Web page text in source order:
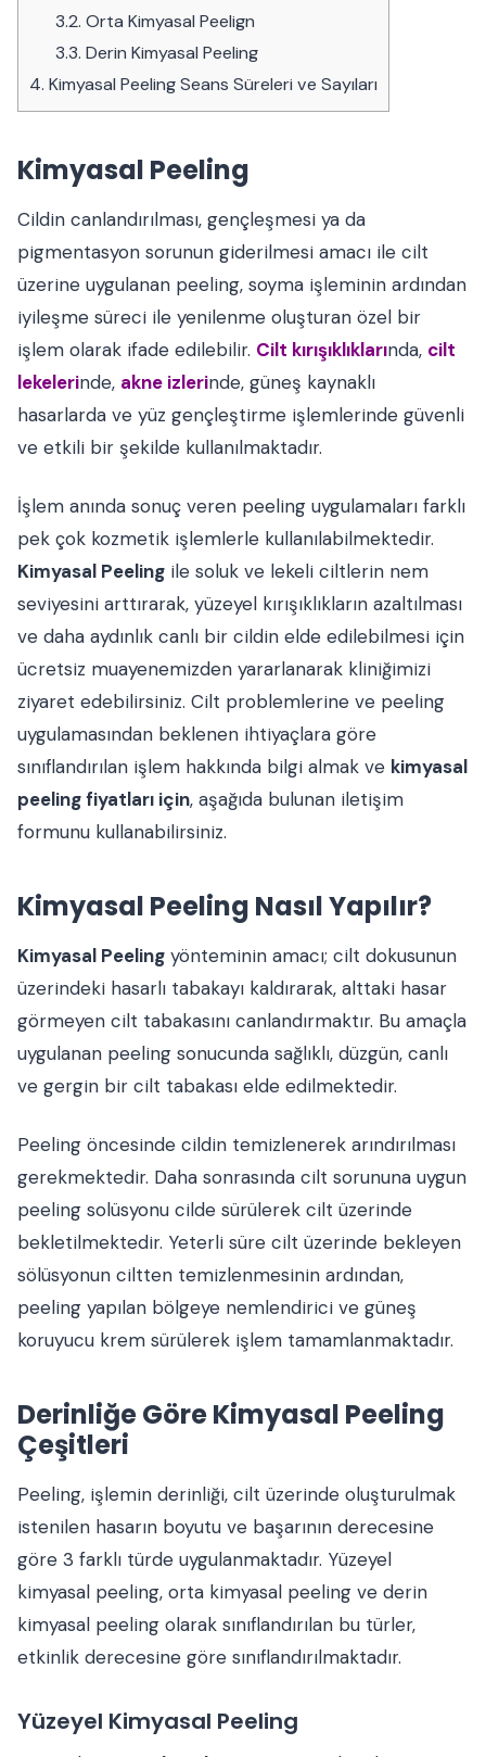
3.2. Orta Kimyasal Peelign
3.3. Derin Kimyasal Peeling
4. Kimyasal Peeling Seans Süreleri ve Sayıları
Kimyasal Peeling
Cildin canlandırılması, gençleşmesi ya da
pigmentasyon sorunun giderilmesi amacı ile cilt
üzerine uygulanan peeling, soyma işleminin ardından
iyileşme süreci ile yenilenme oluşturan özel bir
işlem olarak ifade edilebilir. Cilt kırışıklıklarında, cilt
lekelerinde, akne izlerinde, güneş kaynaklı
hasarlarda ve yüz gençleştirme işlemlerinde güvenli
ve etkili bir şekilde kullanılmaktadır.
İşlem anında sonuç veren peeling uygulamaları farklı
pek çok kozmetik işlemlerle kullanılabilmektedir.
Kimyasal Peeling ile soluk ve lekeli ciltlerin nem
seviyesini arttırarak, yüzeyel kırışıklıkların azaltılması
ve daha aydınlık canlı bir cildin elde edilebilmesi için
ücretsiz muayenemizden yararlanarak kliniğimizi
ziyaret edebilirsiniz. Cilt problemlerine ve peeling
uygulamasından beklenen ihtiyaçlara göre
sınıflandırılan işlem hakkında bilgi almak ve kimyasal
peeling fiyatları için, aşağıda bulunan iletişim
formunu kullanabilirsiniz.
Kimyasal Peeling Nasıl Yapılır?
Kimyasal Peeling yönteminin amacı; cilt dokusunun
üzerindeki hasarlı tabakayı kaldırarak, alttaki hasar
görmeyen cilt tabakasını canlandırmaktır. Bu amaçla
uygulanan peeling sonucunda sağlıklı, düzgün, canlı
ve gergin bir cilt tabakası elde edilmektedir.
Peeling öncesinde cildin temizlenerek arındırılması
gerekmektedir. Daha sonrasında cilt sorununa uygun
peeling solüsyonu cilde sürülerek cilt üzerinde
bekletilmektedir. Yeterli süre cilt üzerinde bekleyen
sölüsyonun ciltten temizlenmesinin ardından,
peeling yapılan bölgeye nemlendirici ve güneş
koruyucu krem sürülerek işlem tamamlanmaktadır.
Derinliğe Göre Kimyasal Peeling
Çeşitleri
Peeling, işlemin derinliği, cilt üzerinde oluşturulmak
istenilen hasarın boyutu ve başarının derecesine
göre 3 farklı türde uygulanmaktadır. Yüzeyel
kimyasal peeling, orta kimyasal peeling ve derin
kimyasal peeling olarak sınıflandırılan bu türler,
etkinlik derecesine göre sınıflandırılmaktadır.
Yüzeyel Kimyasal Peeling